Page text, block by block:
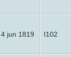
4 jun 1819 I102